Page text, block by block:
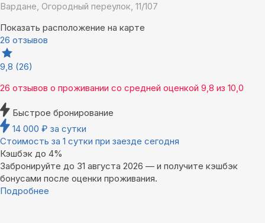
Вардане, Огородный переулок, 11/107
Показать расположение на карте
26 отзывов
9,8 (26)
26 отзывов о проживании со средней оценкой 9,8 из 10,0
Быстрое бронирование
14 000 ₽ за сутки
Стоимость за 1 сутки при заезде сегодня
Кэшбэк до 4%
Забронируйте до 31 августа 2026 — и получите кэшбэк
бонусами после оценки проживания.
Подробнее